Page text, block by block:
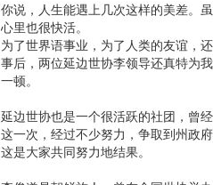
你说，人生能遇上几次这样的美差。
心里也很快活。
为了世界语事业，为了人类的友谊，
事后，两位延边世协李领导还真特为
一顿。
延边世协也是一个很活跃的社团，曾
这一次，经过不少努力，争取到州政
这是大家共同努力地结果。